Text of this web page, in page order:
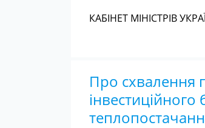
КАБІНЕТ МІНІСТРІВ
Про схвалення